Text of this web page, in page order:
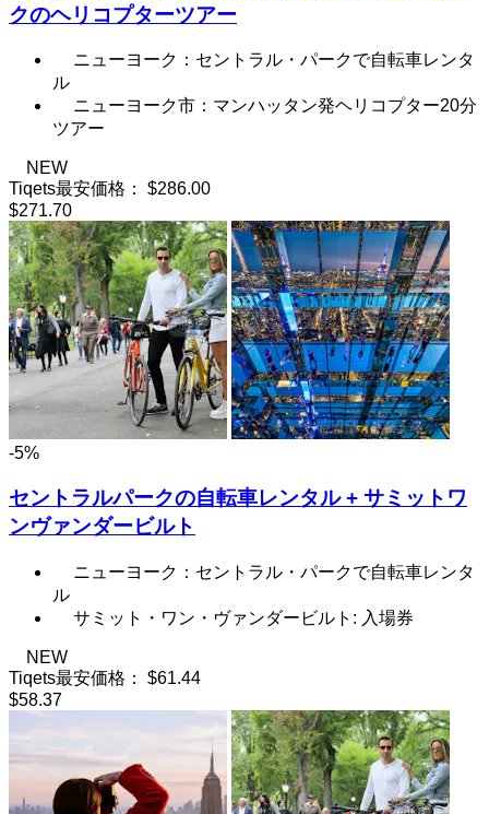
クのヘリコプターツアー
ニューヨーク：セントラル・パークで自転車レンタ
ル
ニューヨーク市：マンハッタン発ヘリコプター20分
ツアー
NEW
Tiqets最安価格：
$286.00
$271.70
-5%
セントラルパークの自転車レンタル + サミットワ
ンヴァンダービルト
ニューヨーク：セントラル・パークで自転車レンタ
ル
サミット・ワン・ヴァンダービルト: 入場券
NEW
Tiqets最安価格：
$61.44
$58.37